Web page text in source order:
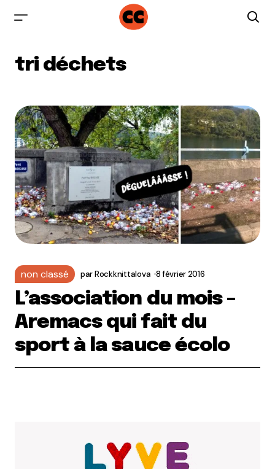
tri déchets
non classé parRockknittalova 8 février 2016
L’association du mois –
Aremacs qui fait du
sport à la sauce écolo